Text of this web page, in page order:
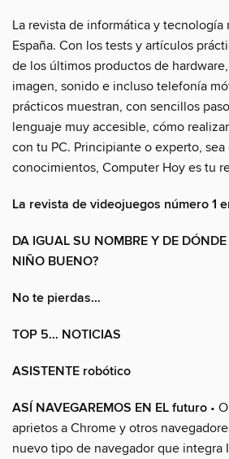
La revista de informática y tecnología
España. Con los tests y artículos
de los últimos productos de
imagen, sonido e incluso telefonía
prácticos muestran, con sencillos
lenguaje muy accesible, cómo
con tu PC. Principiante o experto,
conocimientos, Computer Hoy es tu
La revista de videojuegos número 1
DA IGUAL SU NOMBRE Y DE
NIÑO BUENO?
No te pierdas…
TOP 5… NOTICIAS
ASISTENTE robótico
ASÍ NAVEGAREMOS EN EL futuro •
aprietos a Chrome y otros
nuevo tipo de navegador que integra